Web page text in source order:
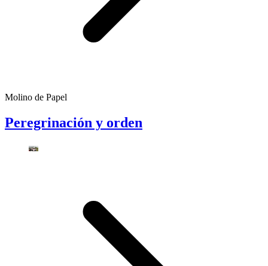
Molino de Papel
Peregrinación y orden